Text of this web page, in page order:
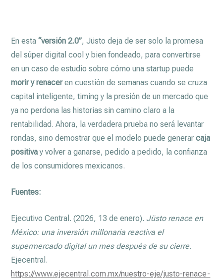
En esta“versión 2.0”, Jüsto deja de ser solo la promesa
del súper digital cool y bien fondeado, para convertirse
en un caso de estudio sobre cómo una startup puede
morir y renaceren cuestión de semanas cuando se cruza
capital inteligente, timing y la presión de un mercado que
ya no perdona las historias sin camino claro a la
rentabilidad. Ahora, la verdadera prueba no será levantar
rondas, sino demostrar que el modelo puede generarcaja
positiva y volver a ganarse, pedido a pedido, la confianza
de los consumidores mexicanos.
Fuentes:
Ejecutivo Central. (2026, 13 de enero). Jüsto renace en
México: una inversión millonaria reactiva el
supermercado digital un mes después de su cierre.
Ejecentral.
https://www.ejecentral.com.mx/nuestro-eje/justo-renace-